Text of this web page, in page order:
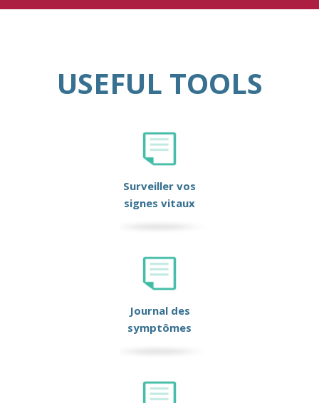
USEFUL TOOLS
Surveiller vos
signes vitaux
Journal des
symptômes